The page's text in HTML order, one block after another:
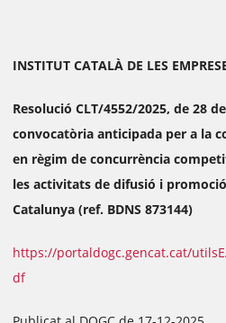
INSTITUT CATALÀ DE LES
Resolució CLT/4552/2025, de 28
convocatòria anticipada per a la
en règim de concurrència
les activitats de difusió i
Catalunya (ref. BDNS 873144)
https://portaldogc.gencat.cat/
df